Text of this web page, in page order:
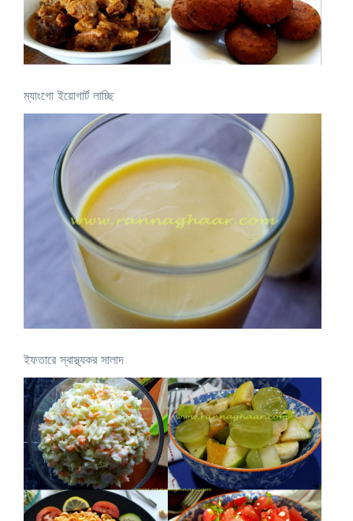
ম্যাংগো ইয়োগার্ট লাচ্ছি
ইফতারে স্বাস্থ্যকর সালাদ